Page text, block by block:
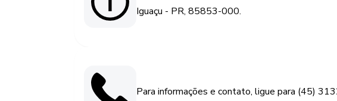
Iguaçu - PR, 85853-000.
Para informações e contato, ligue para (45)